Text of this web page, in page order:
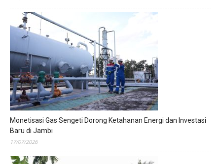
Monetisasi Gas Sengeti Dorong Ketahanan Energi dan Investasi
Baru di Jambi
17/07/2026